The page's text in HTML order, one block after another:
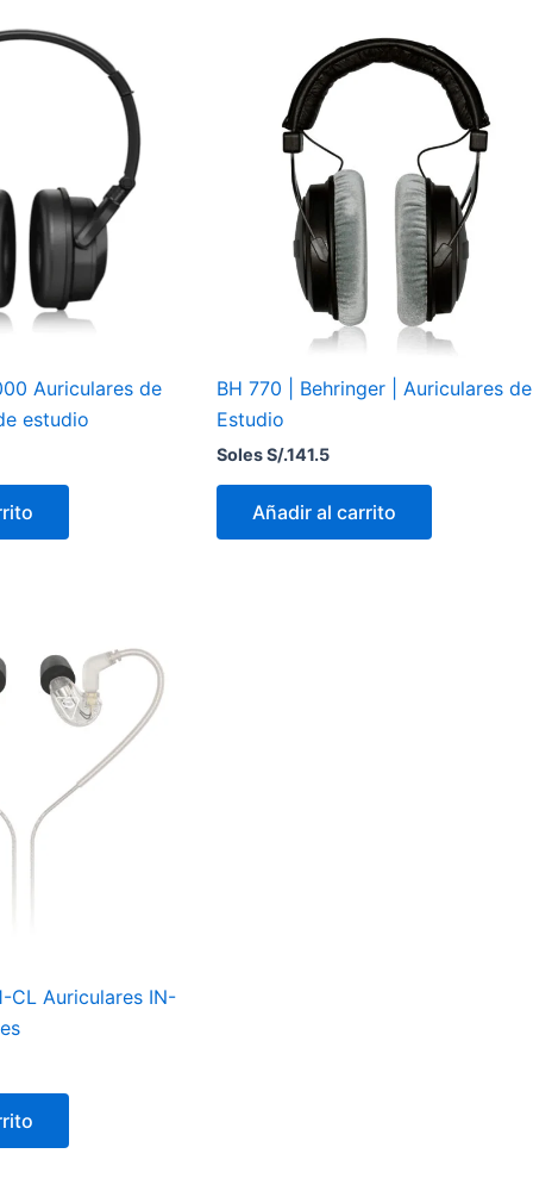
Auriculares de
estudio
BH 770 | Behringer | Auriculares de
Estudio
Soles S/.141.5
Añadir al carrito
CL Auriculares IN-